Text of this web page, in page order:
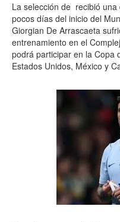
La selección de recibió
pocos días del inicio del
Giorgian De Arrascaeta
entrenamiento en el
podrá participar en la Copa
Estados Unidos, México y